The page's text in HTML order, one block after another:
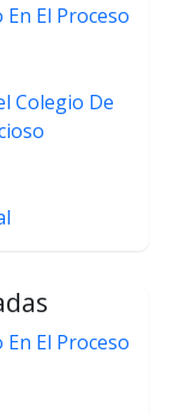
El Proceso
Colegio De
El Proceso